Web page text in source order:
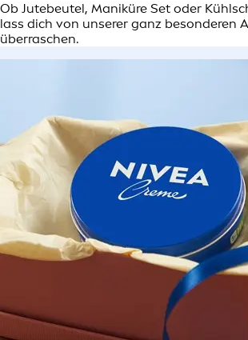
Ob Jutebeutel, Maniküre Set oder
lass dich von unserer ganz besonderen
überraschen.